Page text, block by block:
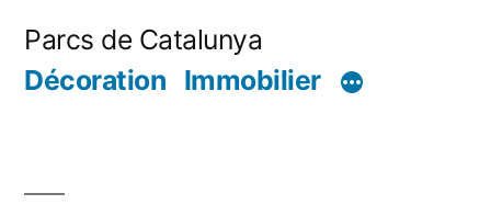
Parcs de Catalunya
Décoration Immobilier